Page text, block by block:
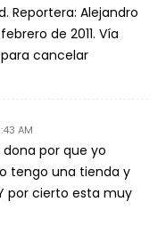
Reportera: Alejandro
de 2011. Vía
cancelar
AM
por que yo
tengo una tienda y
por cierto esta muy